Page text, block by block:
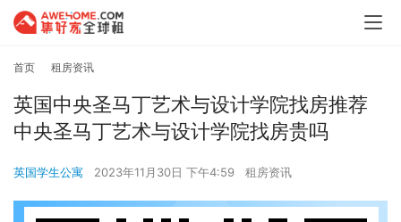
首页 租房资讯
英国中央圣马丁艺术与设计学院找房推荐
中央圣马丁艺术与设计学院找房贵吗
英国学生公寓 2023年11月30日 下午4:59 租房资讯